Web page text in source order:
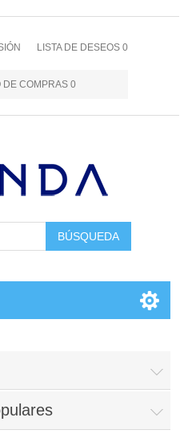
LISTA DE DESEOS 0
DE COMPRAS 0
BÚSQUEDA